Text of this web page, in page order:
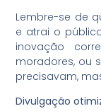
Lembre-se de
e atrai o
inovação
moradores, ou
precisavam,
Divulgação